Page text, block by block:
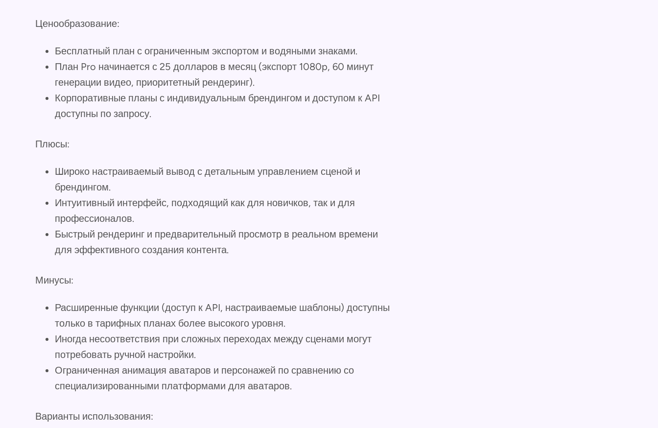
Ценообразование:
Бесплатный план с ограниченным экспортом и водяными знаками.
План Pro начинается с 25 долларов в месяц (экспорт 1080p, 60 минут
генерации видео, приоритетный рендеринг).
Корпоративные планы с индивидуальным брендингом и доступом к API
доступны по запросу.
Плюсы:
Широко настраиваемый вывод с детальным управлением сценой и
брендингом.
Интуитивный интерфейс, подходящий как для новичков, так и для
профессионалов.
Быстрый рендеринг и предварительный просмотр в реальном времени
для эффективного создания контента.
Минусы:
Расширенные функции (доступ к API, настраиваемые шаблоны) доступны
только в тарифных планах более высокого уровня.
Иногда несоответствия при сложных переходах между сценами могут
потребовать ручной настройки.
Ограниченная анимация аватаров и персонажей по сравнению со
специализированными платформами для аватаров.
Варианты использования: